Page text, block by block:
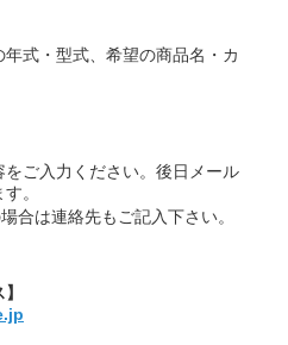
式・型式、希望の商品名・カ
ご入力ください。後日メール
。
合は連絡先もご記入下さい。